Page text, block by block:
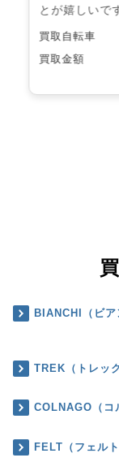
とが嬉しいで
買取自転車
買取金額
BIANCHI（ビア
TREK（トレック
COLNAGO（コ
FELT（フェルト